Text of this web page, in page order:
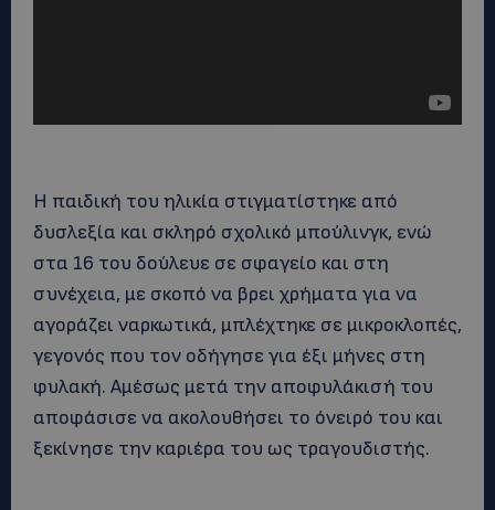
Η παιδική του ηλικία στιγματίστηκε από
δυσλεξία και σκληρό σχολικό μπούλινγκ, ενώ
στα 16 του δούλευε σε σφαγείο και στη
συνέχεια, με σκοπό να βρει χρήματα για να
αγοράζει ναρκωτικά, μπλέχτηκε σε μικροκλοπές,
γεγονός που τον οδήγησε για έξι μήνες στη
φυλακή. Αμέσως μετά την αποφυλάκισή του
αποφάσισε να ακολουθήσει το όνειρό του και
ξεκίνησε την καριέρα του ως τραγουδιστής.